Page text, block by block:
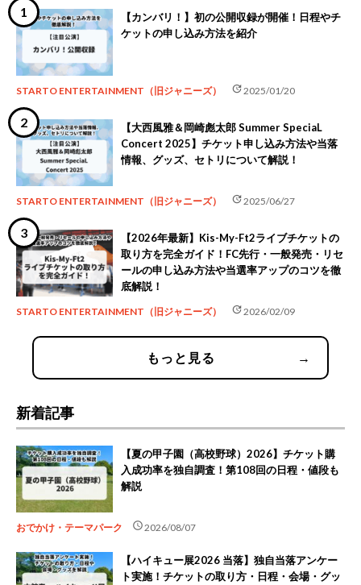
【カンバリ！】初の公開収録が開催！日程やチ
ケットの申し込み方法を紹介
STARTO ENTERTAINMENT（旧ジャニーズ） update2025/01/20
【大西風雅＆岡崎彪太郎 Summer SpeciaL
Concert 2025】チケット申し込み方法や当落
情報、グッズ、セトリについて解説！
STARTO ENTERTAINMENT（旧ジャニーズ） update2025/06/27
【2026年最新】Kis-My-Ft2ライブチケットの
取り方を完全ガイド！FC先行・一般発売・リセ
ールの申し込み方法や当選率アップのコツを徹
底解説！
STARTO ENTERTAINMENT（旧ジャニーズ） update2026/02/09
もっと見る →
新着記事
【夏の甲子園（高校野球）2026】チケット購
入成功率を独自調査！第108回の日程・値段も
解説
おでかけ・テーマパーク schedule2026/08/07
【ハイキュー展2026 当落】独自当落アンケー
ト実施！チケットの取り方・日程・会場・グッ